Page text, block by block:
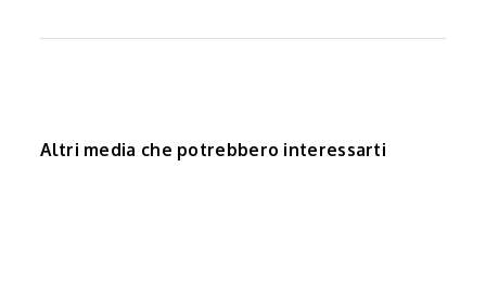
Altri media che potrebbero interessarti